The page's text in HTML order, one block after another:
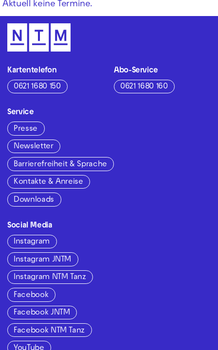
Aktuell keine Termine.
Kartentelefon
0621 1680 150
Abo-Service
0621 1680 160
Service
Presse
Newsletter
Barrierefreiheit & Sprache
Kontakte & Anreise
Downloads
Social Media
Instagram
Instagram JNTM
Instagram NTM Tanz
Facebook
Facebook JNTM
Facebook NTM Tanz